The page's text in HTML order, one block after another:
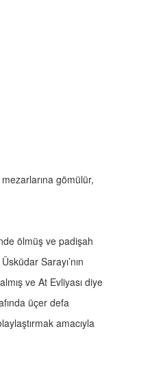
gömülür,
ölmüş ve padişah
Sarayı’nın
ve At Evliyası diye
üçer defa
amacıyla